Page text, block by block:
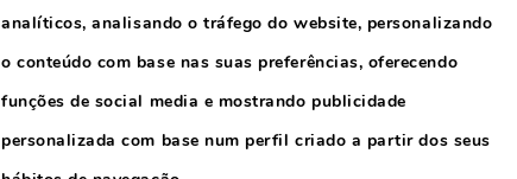
analíticos, analisando o tráfego do website, personalizando
o conteúdo com base nas suas preferências, oferecendo
funções de social media e mostrando publicidade
personalizada com base num perfil criado a partir dos seus